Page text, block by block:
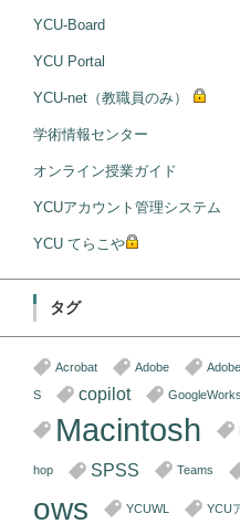
YCU-Board
YCU Portal
YCU-net（教職員のみ）
学術情報センター
オンライン授業ガイド
YCUアカウント管理システム
YCU てらこや
タグ
Acrobat Adobe
S copilot
Macintosh
hop SPSS Teams
ows
YCUWL YCU